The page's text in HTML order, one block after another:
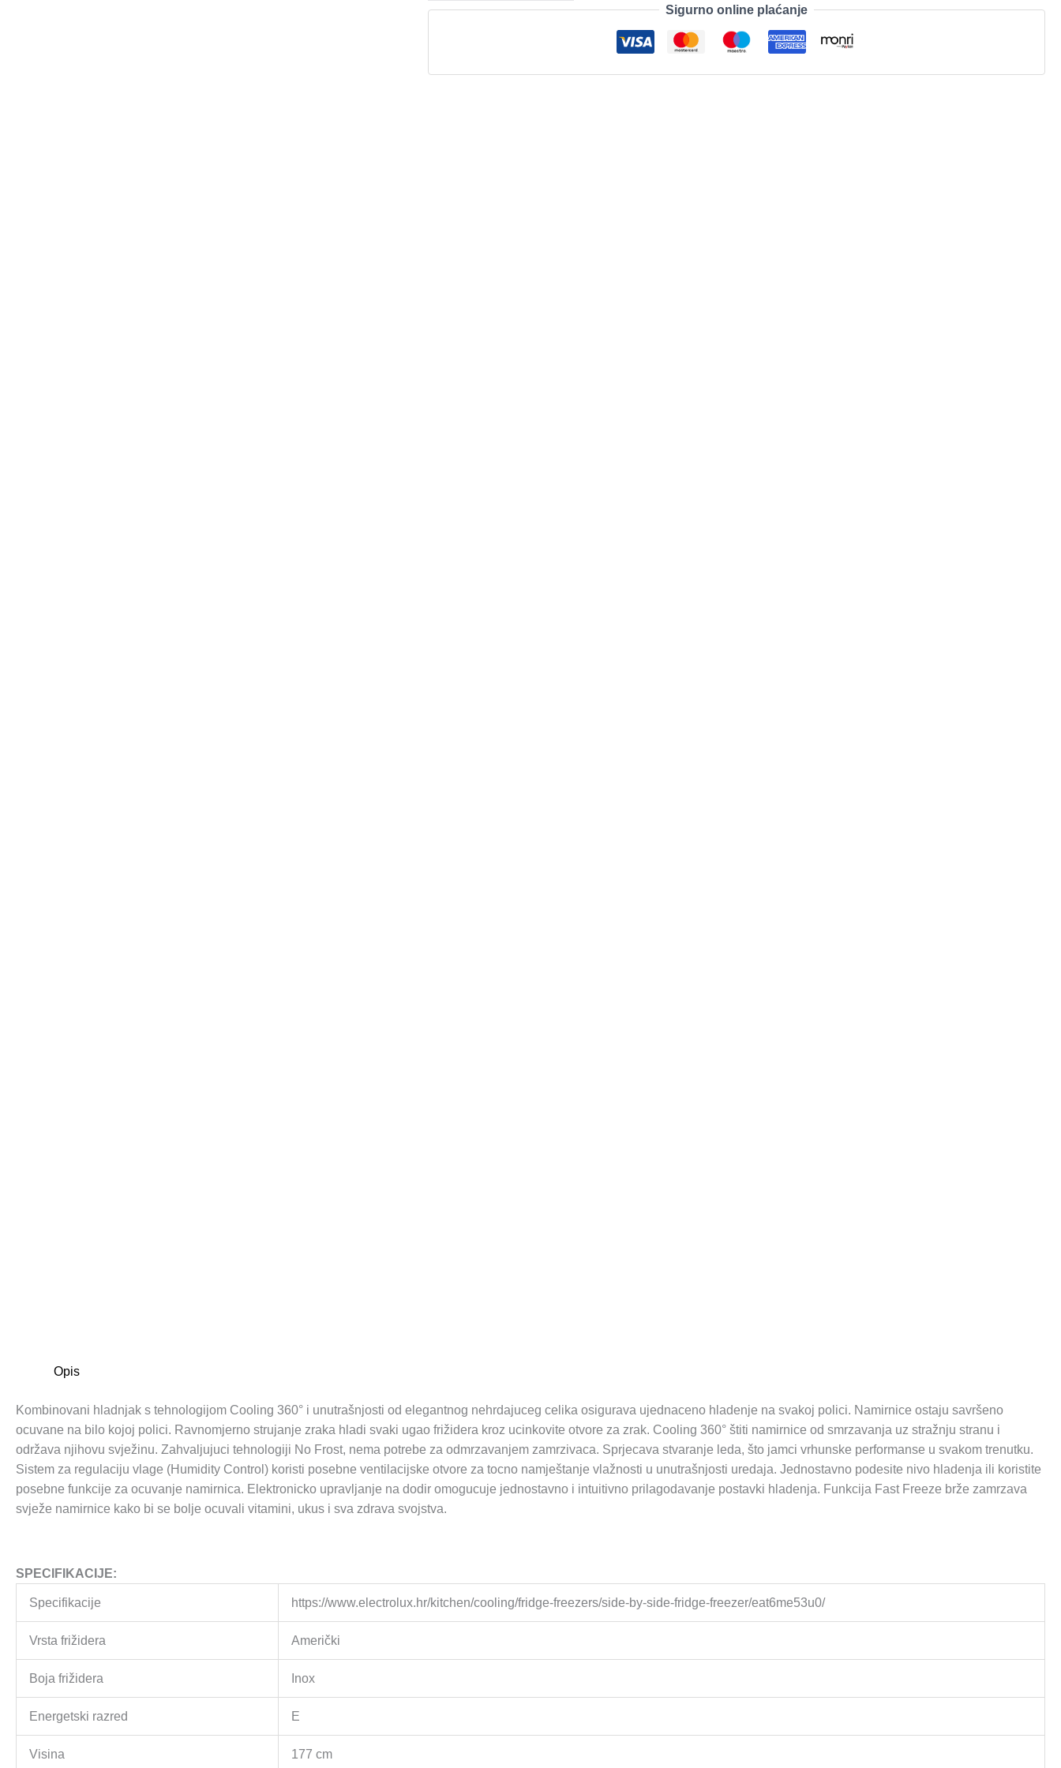
Sigurno online plaćanje
Opis
Kombinovani hladnjak s tehnologijom Cooling 360° i unutrašnjosti od elegantnog nehrdajuceg celika osigurava ujednaceno hladenje na svakoj polici. Namirnice ostaju savršeno
ocuvane na bilo kojoj polici. Ravnomjerno strujanje zraka hladi svaki ugao frižidera kroz ucinkovite otvore za zrak. Cooling 360° štiti namirnice od smrzavanja uz stražnju stranu i
održava njihovu svježinu. Zahvaljujuci tehnologiji No Frost, nema potrebe za odmrzavanjem zamrzivaca. Sprjecava stvaranje leda, što jamci vrhunske performanse u svakom trenutku.
Sistem za regulaciju vlage (Humidity Control) koristi posebne ventilacijske otvore za tocno namještanje vlažnosti u unutrašnjosti uredaja. Jednostavno podesite nivo hladenja ili koristite
posebne funkcije za ocuvanje namirnica. Elektronicko upravljanje na dodir omogucuje jednostavno i intuitivno prilagodavanje postavki hladenja. Funkcija Fast Freeze brže zamrzava
svježe namirnice kako bi se bolje ocuvali vitamini, ukus i sva zdrava svojstva.
SPECIFIKACIJE:
Specifikacije https://www.electrolux.hr/kitchen/cooling/fridge-freezers/side-by-side-fridge-freezer/eat6me53u0/
Vrsta frižidera Američki
Boja frižidera Inox
Energetski razred E
Visina 177 cm